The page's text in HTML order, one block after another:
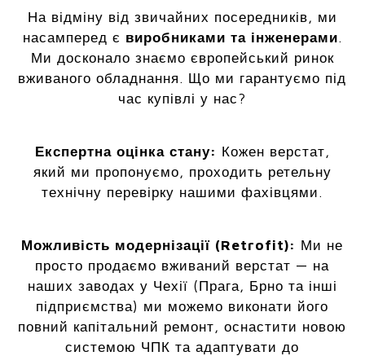
На відміну від звичайних посередників, ми
насамперед є виробниками та інженерами.
Ми досконало знаємо європейський ринок
вживаного обладнання. Що ми гарантуємо під
час купівлі у нас?
Експертна оцінка стану: Кожен верстат,
який ми пропонуємо, проходить ретельну
технічну перевірку нашими фахівцями.
Можливість модернізації (Retrofit): Ми не
просто продаємо вживаний верстат — на
наших заводах у Чехії (Прага, Брно та інші
підприємства) ми можемо виконати його
повний капітальний ремонт, оснастити новою
системою ЧПК та адаптувати до